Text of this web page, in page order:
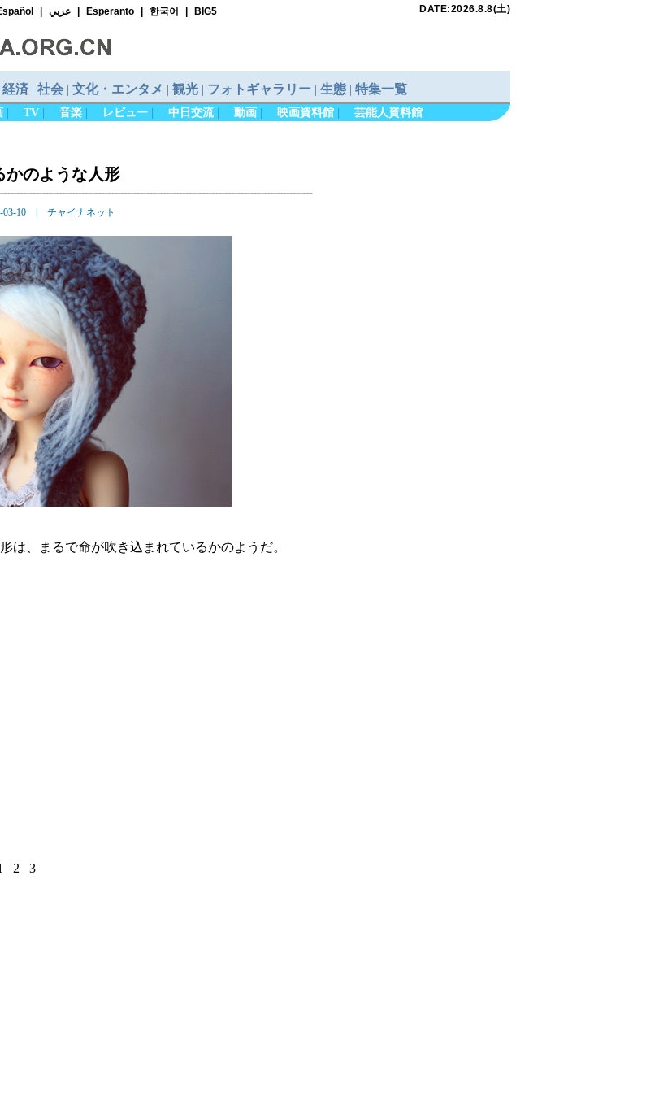
TV 音楽 レビュー 中日交流| 動画 映画資料館 芸能人資料館
かのような人形
03-10 | チャイナネット
は、まるで命が吹き込まれているかのようだ。
2 3